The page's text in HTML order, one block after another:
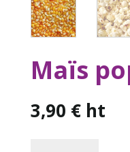
Maïs
3,90 € ht